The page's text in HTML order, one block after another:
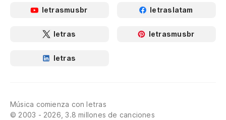
letrasmusbr letraslatam
letras letrasmusbr
letras
Música comienza con letras
© 2003 - 2026, 3.8 millones de canciones